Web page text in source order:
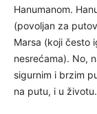
Hanumanom.
(povoljan za
Marsa (koji često
nesrećama). No,
sigurnim i brzim
na putu, i u